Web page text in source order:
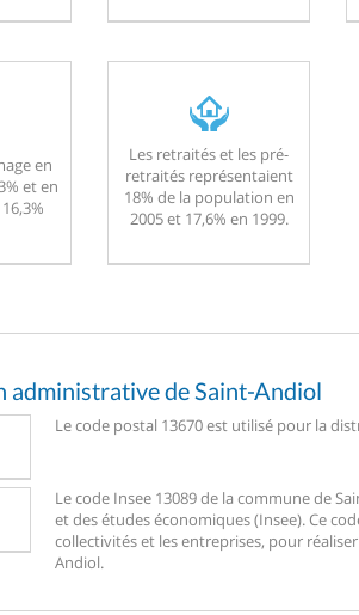
en
et en
Les retraités et les pré-
retraités représentaient
18% de la population en
2005 et 17,6% en 1999.
administrative de Saint-Andiol
Le code postal 13670 est utilisé pour la
Le code Insee 13089 de la commune de
et des études économiques (Insee). Ce
collectivités et les entreprises, pour
Andiol.